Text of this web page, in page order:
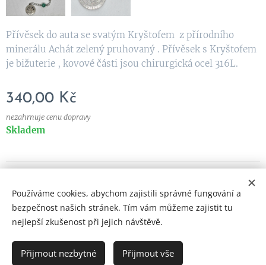
Přívěsek do auta se svatým Kryštofem z přírodního
minerálu Achát zelený pruhovaný . Přívěsek s Kryštofem
je bižuterie , kovové části jsou chirurgická ocel 316L.
340,00 Kč
nezahrnuje cenu dopravy
Skladem
DO KOŠÍKU
Vytvořeno službouWebnode Cookies
Používáme cookies, abychom zajistili správné fungování a
bezpečnost našich stránek. Tím vám můžeme zajistit tu
nejlepší zkušenost při jejich návštěvě.
Přijmout nezbytné Přijmout vše